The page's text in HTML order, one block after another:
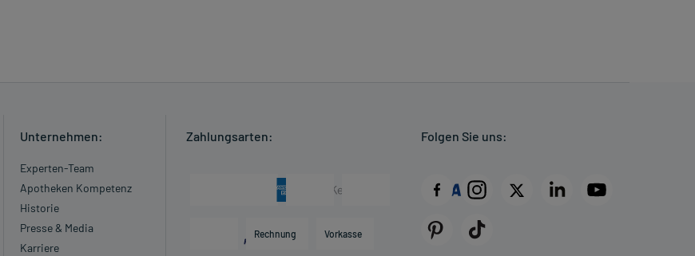
Unternehmen:
Experten-Team
Apotheken Kompetenz
Historie
Presse & Media
Karriere
Zahlungsarten:
Rechnung Vorkasse
Folgen Sie uns: